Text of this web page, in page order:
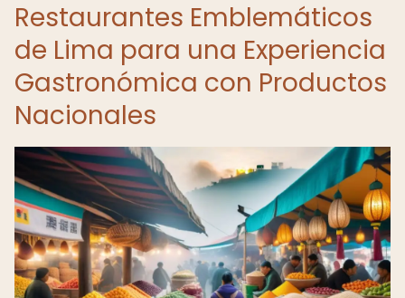
Restaurantes Emblemáticos
de Lima para una Experiencia
Gastronómica con Productos
Nacionales